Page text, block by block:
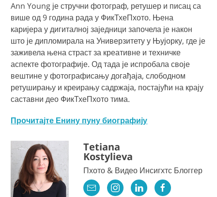
Ann Young је стручни фотограф, ретушер и писац са
више од 9 година рада у ФикТхеПхото. Њена
каријера у дигиталној заједници започела је након
што је дипломирала на Универзитету у Њујорку, где је
заживела њена страст за креативне и техничке
аспекте фотографије. Од тада је испробала своје
вештине у фотографисању догађаја, слободном
ретуширању и креирању садржаја, постајући на крају
саставни део ФикТхеПхото тима.
Прочитајте Енину пуну биографију
Tetiana
Kostylieva
Пхото & Видео Инсигхтс Блоггер